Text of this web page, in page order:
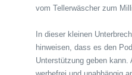
vom Tellerwäscher zum
In dieser kleinen
hinweisen, dass es den
Unterstützung geben